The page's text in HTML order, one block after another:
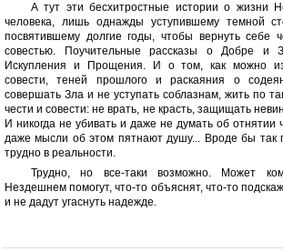
А тут эти бесхитростные истории о жизни
человека, лишь однажды уступившему темной
посвятившему долгие годы, чтобы вернуть себе
совестью. Поучительные рассказы о Добре и
Искупления и Прощения. И о том, как можно
совести, теней прошлого и раскаяния о
совершать Зла и не уступать соблазнам, жить по
чести и совести: не врать, не красть, защищать
И никогда не убивать и даже не думать об отнятии
даже мысли об этом пятнают душу... Вроде бы так
трудно в реальности.
Трудно, но все-таки возможно. Может
Нездешнем помогут, что-то объяснят, что-то
и не дадут угаснуть надежде.